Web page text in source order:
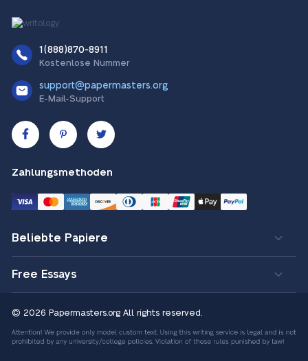
1(888)870-8911
Kostenlose Nummer
support@papermasters.org
E-Mail-Support
Zahlungsmethoden
Beliebte Papiere
Free Essays
© 2026 Papermasters.org All rights reserved.